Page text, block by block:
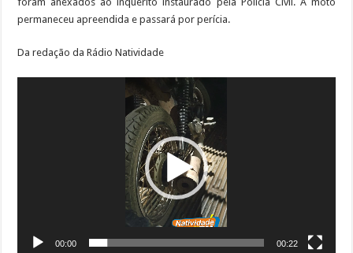
permaneceu apreendida e passará por perícia.
Da redação da Rádio Natividade
00:00 00:22